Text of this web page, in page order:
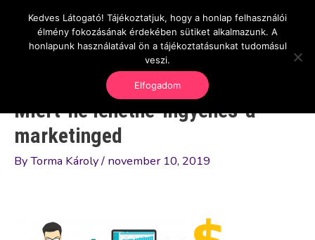
content
OnlineSeedsMan
Üzlet és szabadság
Main
Miert-ne lehetne-ingyenes-a
marketinged
ByTorma Károly/ november 10, 2019
Kedves Látogató! Tájékoztatjuk, hogy a honlap felhasználói
élmény fokozásának érdekében sütiket alkalmazunk. A
honlapunk használatával ön a tájékoztatásunkat tudomásul
veszi.
Elfogadom